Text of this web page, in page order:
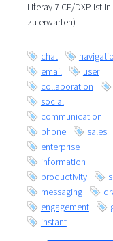
Liferay 7 CE/DXP ist
zu erwarten)
chat
email
user
collaboration
social
communication
phone
sales
enterprise
information
productivity
messaging
engagement
instant